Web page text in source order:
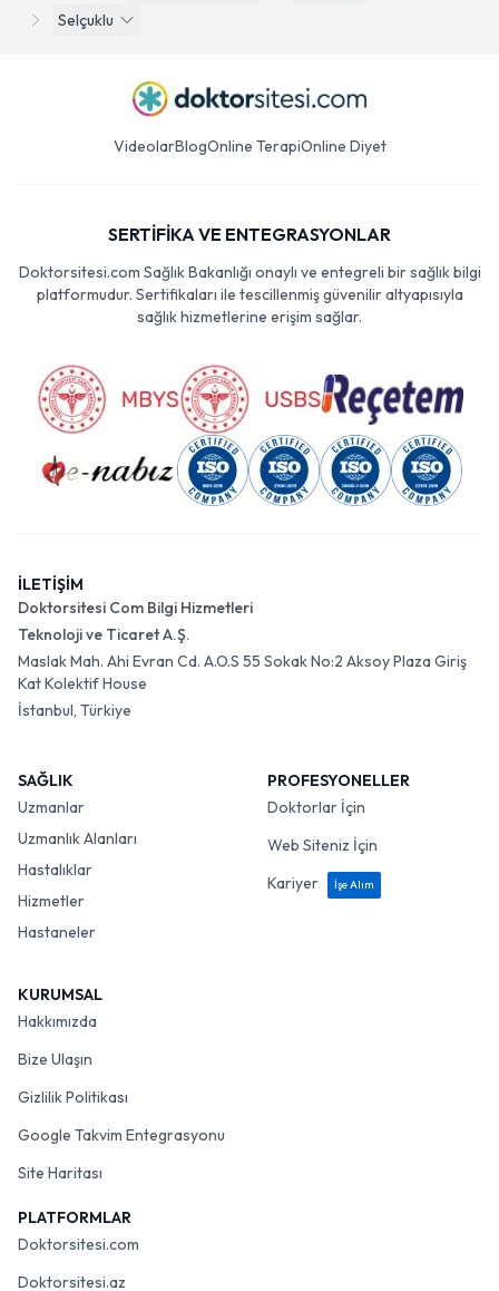
Selçuklu
VideolarBlogOnline TerapiOnline Diyet
SERTİFİKA VE ENTEGRASYONLAR
Doktorsitesi.com Sağlık Bakanlığı onaylı ve entegreli bir sağlık bilgi
platformudur. Sertifikaları ile tescillenmiş güvenilir altyapısıyla
sağlık hizmetlerine erişim sağlar.
İLETİŞİM
Doktorsitesi Com Bilgi Hizmetleri
Teknoloji ve Ticaret A.Ş.
Maslak Mah. Ahi Evran Cd. A.O.S 55 Sokak No:2 Aksoy Plaza Giriş
Kat Kolektif House
İstanbul, Türkiye
SAĞLIK
Uzmanlar
Uzmanlık Alanları
Hastalıklar
Hizmetler
Hastaneler
PROFESYONELLER
Doktorlar İçin
Web Siteniz İçin
Kariyer
İşe Alım
KURUMSAL
Hakkımızda
Bize Ulaşın
Gizlilik Politikası
Google Takvim Entegrasyonu
Site Haritası
PLATFORMLAR
Doktorsitesi.com
Doktorsitesi.az